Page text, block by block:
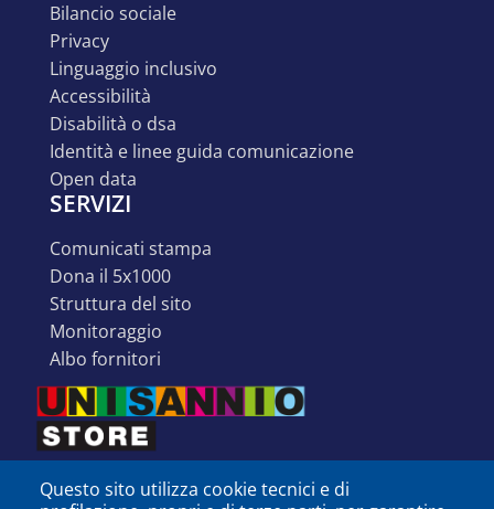
bilancio sociale
privacy
linguaggio inclusivo
accessibilità
disabilità o dsa
identità e linee guida comunicazione
open data
SERVIZI
comunicati stampa
dona il 5x1000
struttura del sito
monitoraggio
albo fornitori
Questo sito utilizza cookie tecnici e di